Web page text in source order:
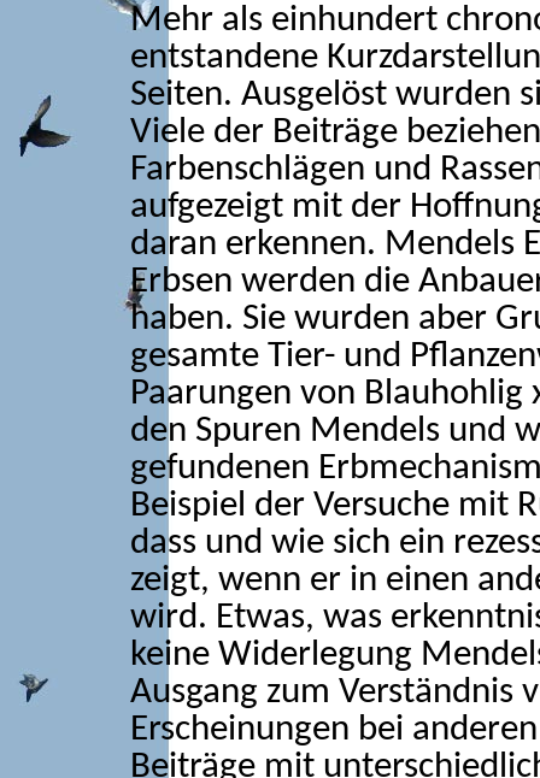
Mehr als einhundert
entstandene
Seiten. Ausgelöst wurden
Viele der Beiträge
Farbenschlägen und
aufgezeigt mit der
daran erkennen. Mendels
Erbsen werden die
haben. Sie wurden aber
gesamte Tier- und
Paarungen von
den Spuren Mendels und
gefundenen
Beispiel der Versuche mit
dass und wie sich ein
zeigt, wenn er in einen
wird. Etwas, was
keine Widerlegung
Ausgang zum Verständnis
Erscheinungen bei
Beiträge mit